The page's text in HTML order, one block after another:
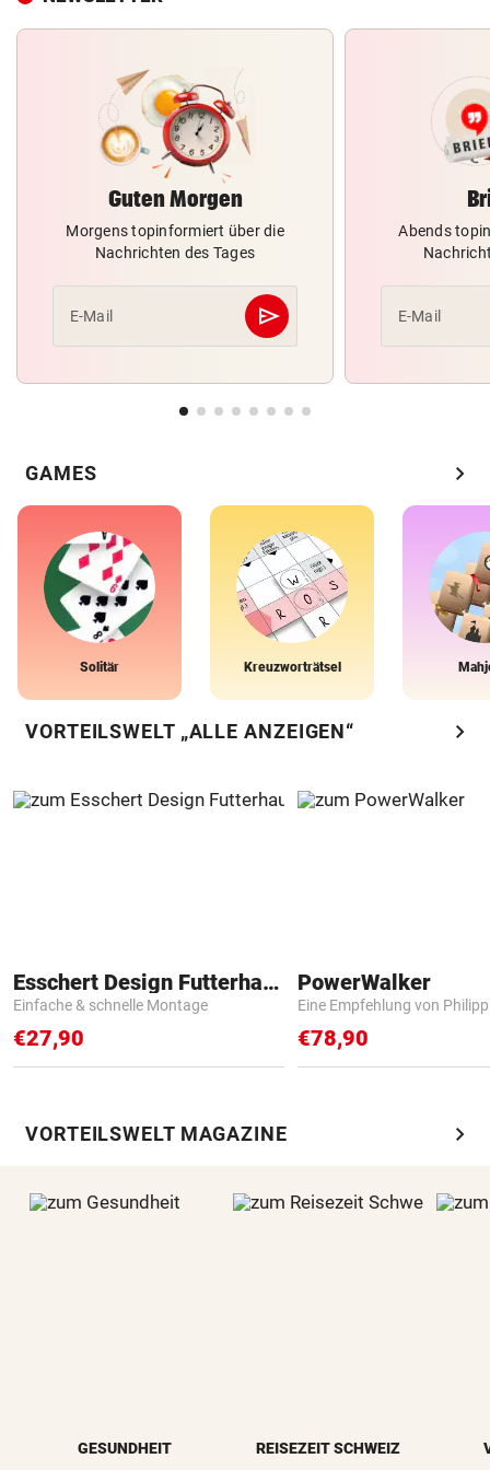
Guten Morgen
Morgens topinformiert über die
Nachrichten des Tages
E-Mail send
Abschicken
Abends
E-Mail
GAMES chevron_right
Solitär Kreuzworträtsel
VORTEILSWELT „ALLE ANZEIGEN“ chevron_right
Esschert Design Futterhaus
Einfache & schnelle Montage
€27,90
PowerWalker
Eine Empfehlung von
€78,90
VORTEILSWELT MAGAZINE chevron_right
GESUNDHEIT REISEZEIT SCHWEIZ